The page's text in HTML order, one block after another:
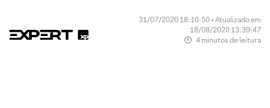
31/07/2020 18:10:50 • Atualizado em
18/08/2020 13:39:47
4 minutos de leitura